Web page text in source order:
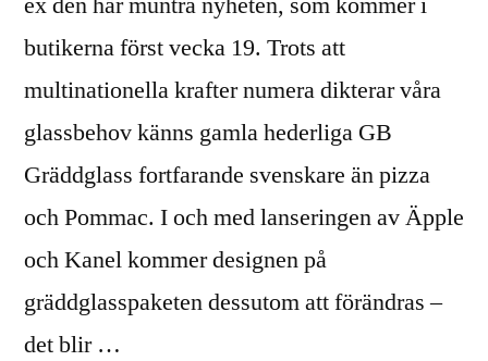
butikerna först vecka 19. Trots att
multinationella krafter numera dikterar våra
glassbehov känns gamla hederliga GB
Gräddglass fortfarande svenskare än pizza
och Pommac. I och med lanseringen av Äpple
och Kanel kommer designen på
gräddglasspaketen dessutom att förändras –
det blir …